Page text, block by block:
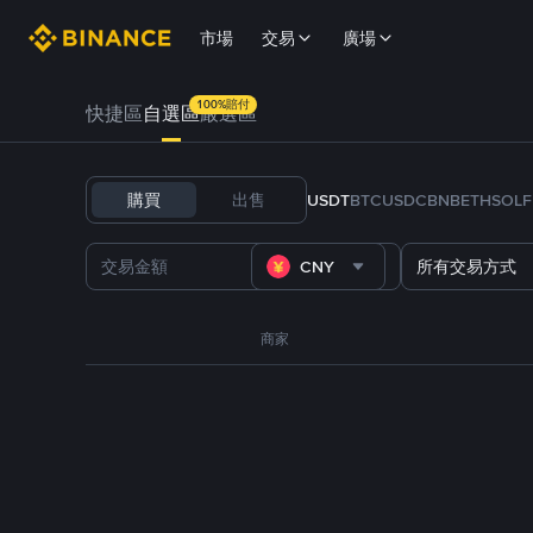
市場 交易 廣場
快捷區自選區嚴選區
100%賠付
購買 出售 USDTBTCUSDCBNBETHSOL
CNY 所有交易方式
商家